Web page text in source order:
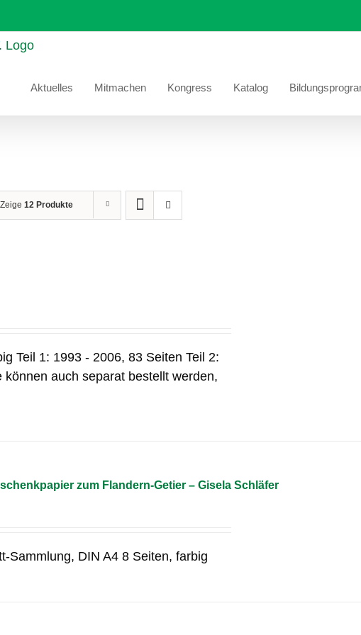
Aktuelles Mitmachen Kongress Katalog
Zeige 12 Produkte
Teil 1: 1993 - 2006, 83 Seiten Teil 2:
auch separat bestellt werden,
zum Flandern-Getier – Gisela Schläfer
Sammlung, DIN A4 8 Seiten, farbig